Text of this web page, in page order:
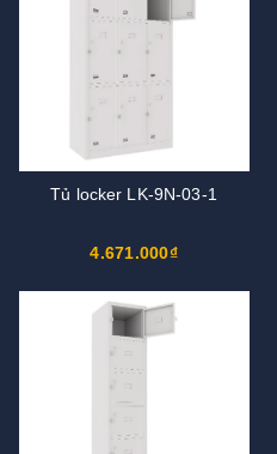
Tủ locker LK-9N-03-1
4.671.000₫